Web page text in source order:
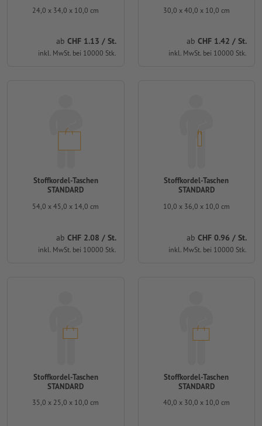
24,0 x 34,0 x 10,0 cm
ab CHF 1.13 / St.
inkl. MwSt. bei 10000 Stk.
30,0 x 40,0 x 10,0 cm
ab CHF 1.42 / St.
inkl. MwSt. bei 10000 Stk.
Stoffkordel-Taschen
STANDARD
54,0 x 45,0 x 14,0 cm
ab CHF 2.08 / St.
inkl. MwSt. bei 10000 Stk.
Stoffkordel-Taschen
STANDARD
10,0 x 36,0 x 10,0 cm
ab CHF 0.96 / St.
inkl. MwSt. bei 10000 Stk.
Stoffkordel-Taschen
STANDARD
35,0 x 25,0 x 10,0 cm
Stoffkordel-Taschen
STANDARD
40,0 x 30,0 x 10,0 cm